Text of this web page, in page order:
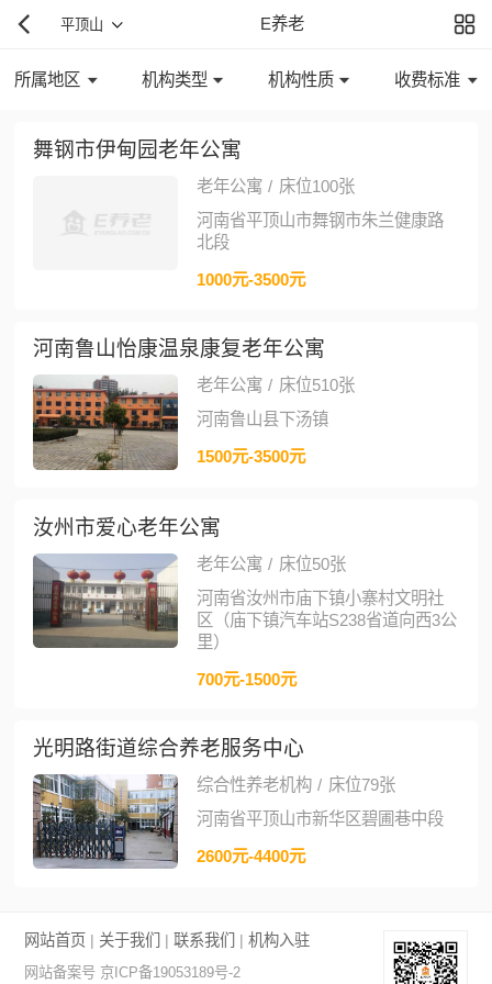
平顶山 E养老
所属地区 机构类型 机构性质 收费标准
舞钢市伊甸园老年公寓
老年公寓 / 床位100张
河南省平顶山市舞钢市朱兰健康路
北段
1000元-3500元
河南鲁山怡康温泉康复老年公寓
老年公寓 / 床位510张
河南鲁山县下汤镇
1500元-3500元
汝州市爱心老年公寓
老年公寓 / 床位50张
河南省汝州市庙下镇小寨村文明社
区（庙下镇汽车站S238省道向西3公
里）
700元-1500元
光明路街道综合养老服务中心
综合性养老机构 / 床位79张
河南省平顶山市新华区碧圃巷中段
2600元-4400元
网站首页 | 关于我们 | 联系我们 | 机构入驻
网站备案号 京ICP备19053189号-2